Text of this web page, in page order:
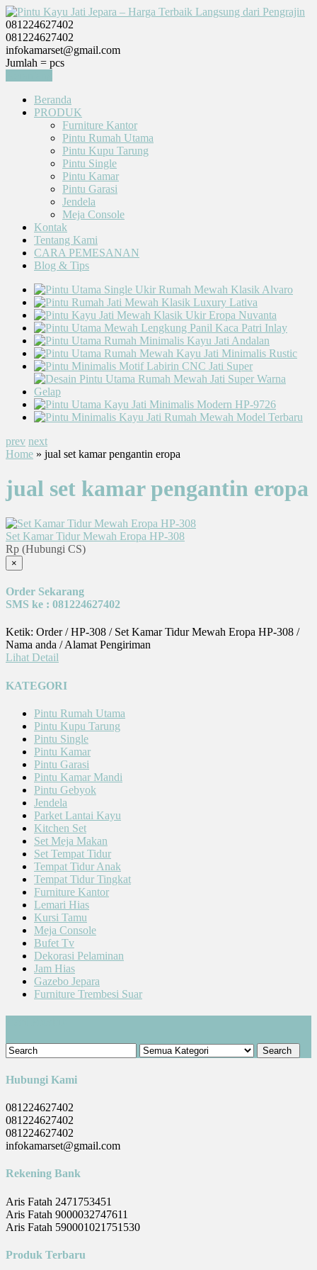
081224627402
081224627402
infokamarset@gmail.com
Jumlah = pcs
Beranda
PRODUK
Furniture Kantor
Pintu Rumah Utama
Pintu Kupu Tarung
Pintu Single
Pintu Kamar
Pintu Garasi
Jendela
Meja Console
Kontak
Tentang Kami
CARA PEMESANAN
Blog & Tips
prev next
Home » jual set kamar pengantin eropa
jual set kamar pengantin eropa
Set Kamar Tidur Mewah Eropa HP-308
Rp (Hubungi CS)
×
Order Sekarang
SMS ke : 081224627402
Ketik: Order / HP-308 / Set Kamar Tidur Mewah Eropa HP-308 /
Nama anda / Alamat Pengiriman
Lihat Detail
KATEGORI
Pintu Rumah Utama
Pintu Kupu Tarung
Pintu Single
Pintu Kamar
Pintu Garasi
Pintu Kamar Mandi
Pintu Gebyok
Jendela
Parket Lantai Kayu
Kitchen Set
Set Meja Makan
Set Tempat Tidur
Tempat Tidur Anak
Tempat Tidur Tingkat
Furniture Kantor
Lemari Hias
Kursi Tamu
Meja Console
Bufet Tv
Dekorasi Pelaminan
Jam Hias
Gazebo Jepara
Furniture Trembesi Suar
Hubungi Kami
081224627402
081224627402
081224627402
infokamarset@gmail.com
Rekening Bank
Aris Fatah 2471753451
Aris Fatah 9000032747611
Aris Fatah 590001021751530
Produk Terbaru